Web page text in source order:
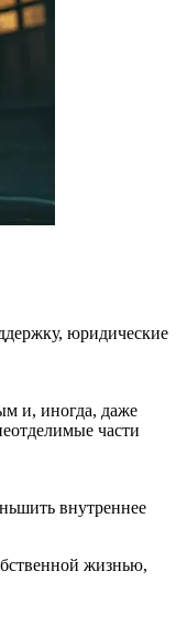
юридические
и, иногда, даже
части
внутреннее
жизнью,